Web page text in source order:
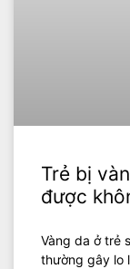
Trẻ bị
được
Vàng da ở trẻ
thường gây lo